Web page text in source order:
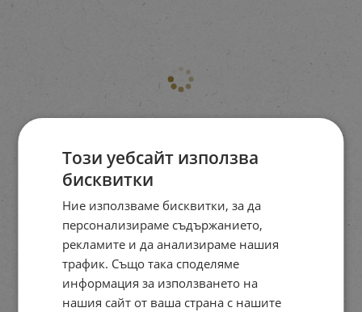
Този уебсайт използва
бисквитки
Ние използваме бисквитки, за да
персонализираме съдържанието,
рекламите и да анализираме нашия
трафик. Също така споделяме
информация за използването на
нашия сайт от ваша страна с нашите